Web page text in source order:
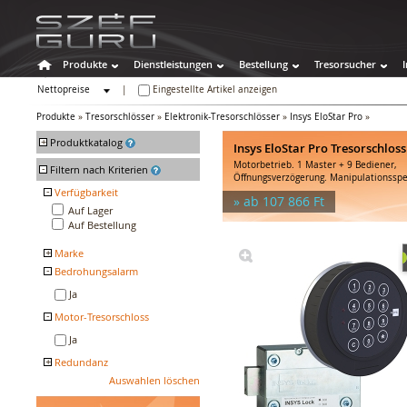
Produkte Dienstleistungen Bestellung Tresorsucher
Nettopreise
Eingestellte Artikel anzeigen
Produkte » Tresorschlösser » Elektronik-Tresorschlösser » Insys EloStar Pro »
+ Produktkatalog
Tresore
Wertschutzschränke
Feuerschutztresore
Spezialtresore
Hoteltresore
Sonstige Behälter
Tresor-Zubehör
Tresorschlösser
Schlüssel-Tresorschlösser
Tresorschlösser
Elektronik-Tresorschlösser
- Filtern nach Kriterien
- Verfügbarkeit
Auf Lager
Auf Bestellung
+ Marke
INSYS LOCKS
- Bedrohungsalarm
Ja
- Motor-Tresorschloss
Ja
+ Redundanz
Auswahlen löschen
Insys EloStar Pro Tresorschloss
Motorbetrieb. 1 Master + 9 Bediener,
Öffnungsverzögerung.
» ab 107 866 Ft